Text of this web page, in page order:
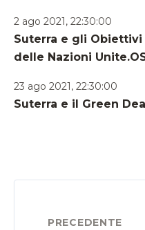
2 ago 2021, 22:30:00
Suterra e gli
delle Nazioni
23 ago 2021, 22:30:00
Suterra e il Green
PRECEDENTE